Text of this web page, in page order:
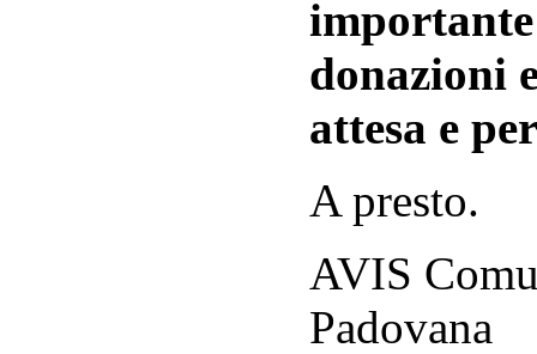
donazioni
attesa e
A presto.
AVIS
Padovana